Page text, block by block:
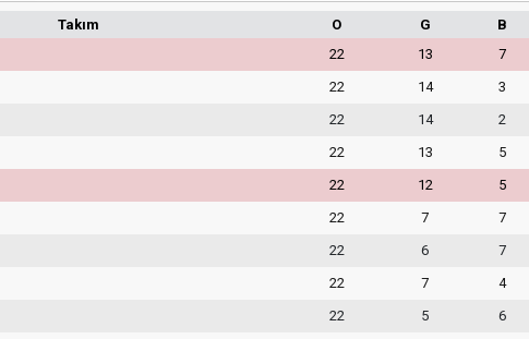
Takım O G B
22 13 7
22 14 3
22 14 2
22 13 5
22 12 5
22 7 7
22 6 7
22 7 4
22 5 6